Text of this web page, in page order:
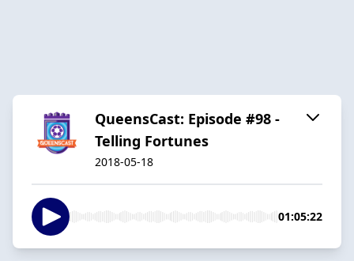
QueensCast: Episode #98 -
Telling Fortunes
2018-05-18
01:05:22